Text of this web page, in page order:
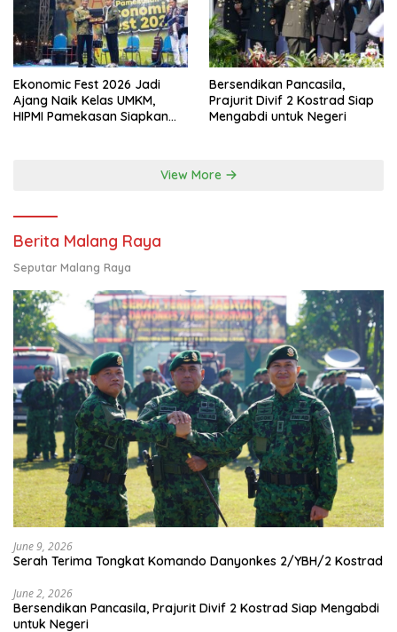
Ekonomic Fest 2026 Jadi
Ajang Naik Kelas UMKM,
HIPMI Pamekasan Siapkan
Bersendikan Pancasila,
Prajurit Divif 2 Kostrad Siap
Mengabdi untuk Negeri
View More
Berita Malang Raya
Seputar Malang Raya
June 9, 2026
Serah Terima Tongkat Komando Danyonkes 2/YBH/2 Kostrad
June 2, 2026
Bersendikan Pancasila, Prajurit Divif 2 Kostrad Siap Mengabdi
untuk Negeri